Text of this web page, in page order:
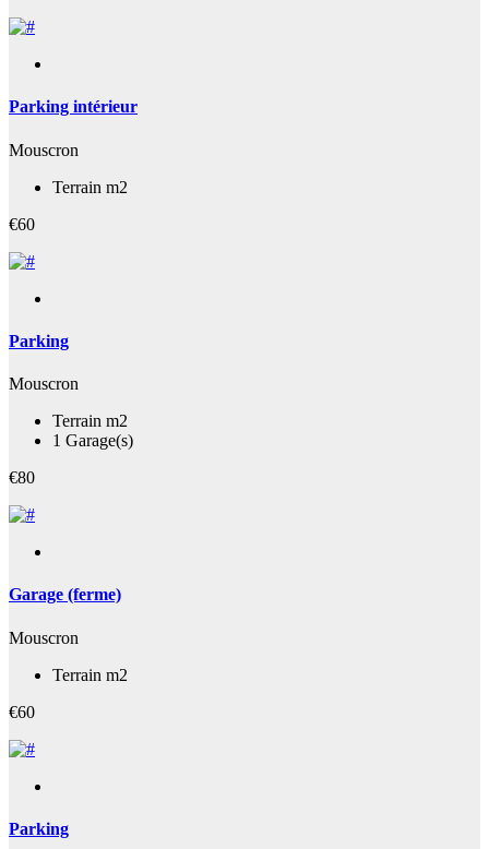
Parking intérieur
Mouscron
Terrain m2
€60
Parking
Mouscron
Terrain m2
1 Garage(s)
€80
Garage (ferme)
Mouscron
Terrain m2
€60
Parking